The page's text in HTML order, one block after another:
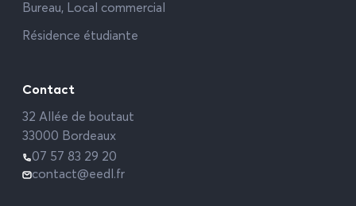
Bureau, Local commercial
Résidence étudiante
Contact
32 Allée de boutaut
33000 Bordeaux
07 57 83 29 20
contact@eedl.fr